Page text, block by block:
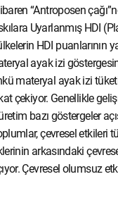
“Antroposen
Uyarlanmış HDI
HDI puanlarının
ayak izi
materyal ayak izi
çekiyor. Genellikle
bazı göstergeler
çevresel etkileri
arkasındaki
Çevresel olumsuz